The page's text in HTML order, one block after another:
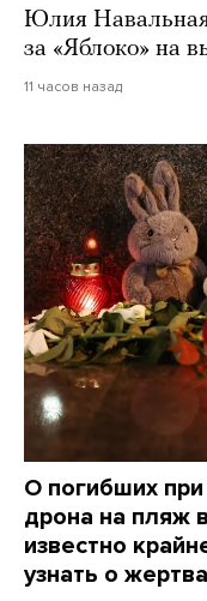
Юлия Навальная
за «Яблоко» на
11 часов назад
О погибших
дрона на пляж
известно
узнать о